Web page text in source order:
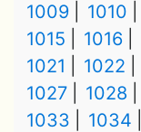
1009
1010
1015
1016
1021
1022
1027
1028
1033
1034